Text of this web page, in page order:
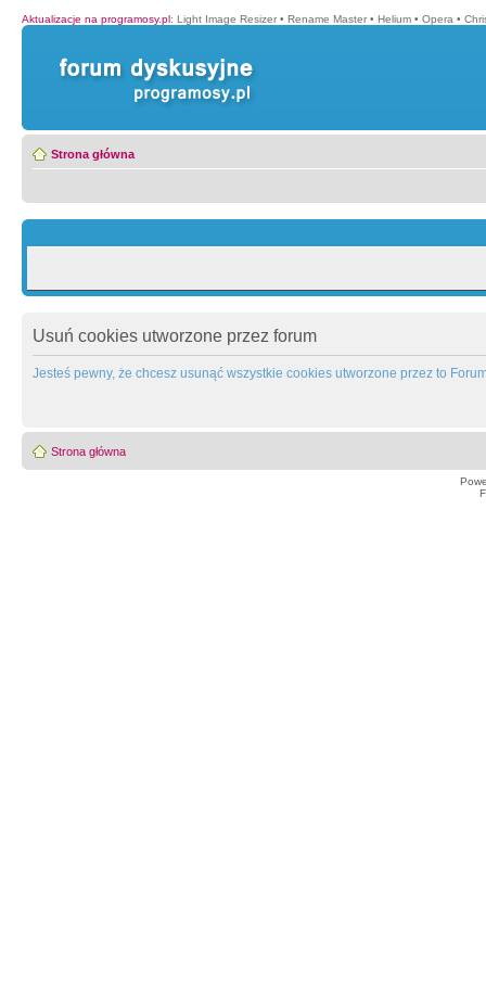
Aktualizacje na programosy.pl: Light Image Resizer • Rename Master • Helium • Opera •
Strona główna
Usuń cookies utworzone przez forum
Jesteś pewny, że chcesz usunąć wszystkie cookies utworzone przez to
Strona główna